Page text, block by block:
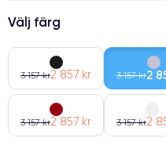
Välj färg
3 157 kr2 857 kr 3 157 kr2
3 157 kr2 857 kr 3 157 kr2